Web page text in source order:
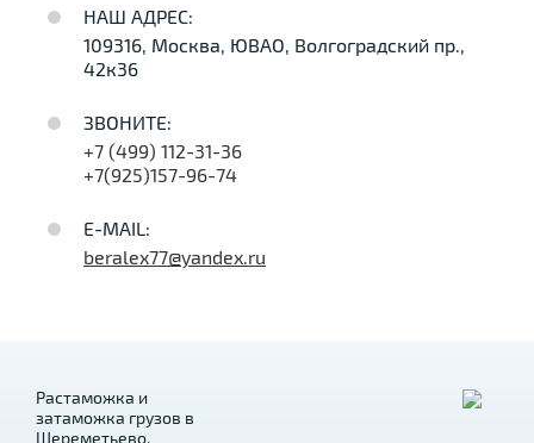
НАШ АДРЕС:
109316, Москва, ЮВАО, Волгоградский пр.,
42к36
ЗВОНИТЕ:
+7 (499) 112-31-36
+7(925)157-96-74
E-MAIL:
beralex77@yandex.ru
Растаможка и
затаможка грузов в
Шереметьево,